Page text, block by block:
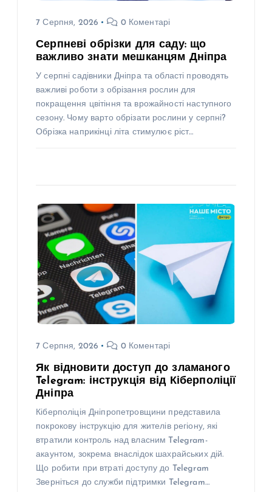
7 Серпня, 2026 0 Коментарі
Серпневі обрізки для саду: що
важливо знати мешканцям Дніпра
У серпні садівники Дніпра та області проводять
важливі роботи з обрізання рослин для
покращення цвітіння та врожайності наступного
сезону. Чому варто обрізати рослини у серпні?
Обрізка наприкінці літа стимулює ріст…
7 Серпня, 2026 0 Коментарі
Як відновити доступ до зламаного
Telegram: інструкція від Кіберполіції
Дніпра
Кіберполіція Дніпропетровщини представила
покрокову інструкцію для жителів регіону, які
втратили контроль над власним Telegram-
акаунтом, зокрема внаслідок шахрайських дій.
Що робити при втраті доступу до Telegram
Зверніться до служби підтримки Telegram…